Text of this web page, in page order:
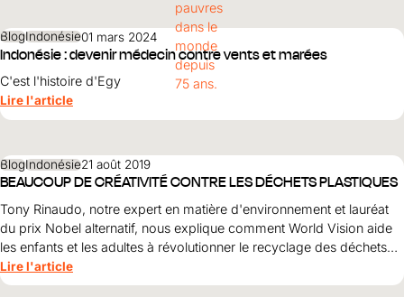
Parrainage d'enfants
Parrainage d'enfants
Donation
Don libre
don de cadeau
Testament et legs
Coopération entre entreprises
Séisme au Venezuela
Aide à l'Ukraine
Aide au Soudan
Aide à l'Afghanistan
Vision et valeurs
Points forts
Partenaire
Impact et succès
Utilisation des fonds
Afrique
Asie
Amérique latine
Moyen-Orient et Europe
BlogIndonésie01 mars 2024
Indonésie : devenir médecin contre vents et marées
C'est l'histoire d'Egy
Lire l'article
BlogIndonésie21 août 2019
BEAUCOUP DE CRÉATIVITÉ CONTRE LES DÉCHETS PLASTIQUES
Tony Rinaudo, notre expert en matière d'environnement et lauréat
du prix Nobel alternatif, nous explique comment World Vision aide
les enfants et les adultes à révolutionner le recyclage des déchets
plastiques.
Lire l'article